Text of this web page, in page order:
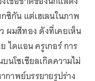
ซิกัน แต่เฮเลนในภาพ
ผมสีทอง ดังที่เคยเห็น
ไดแอน ครูเกอร์ การ
นโซเชียลเกิดความไม่
กาพย์บรรยายรูปร่าง